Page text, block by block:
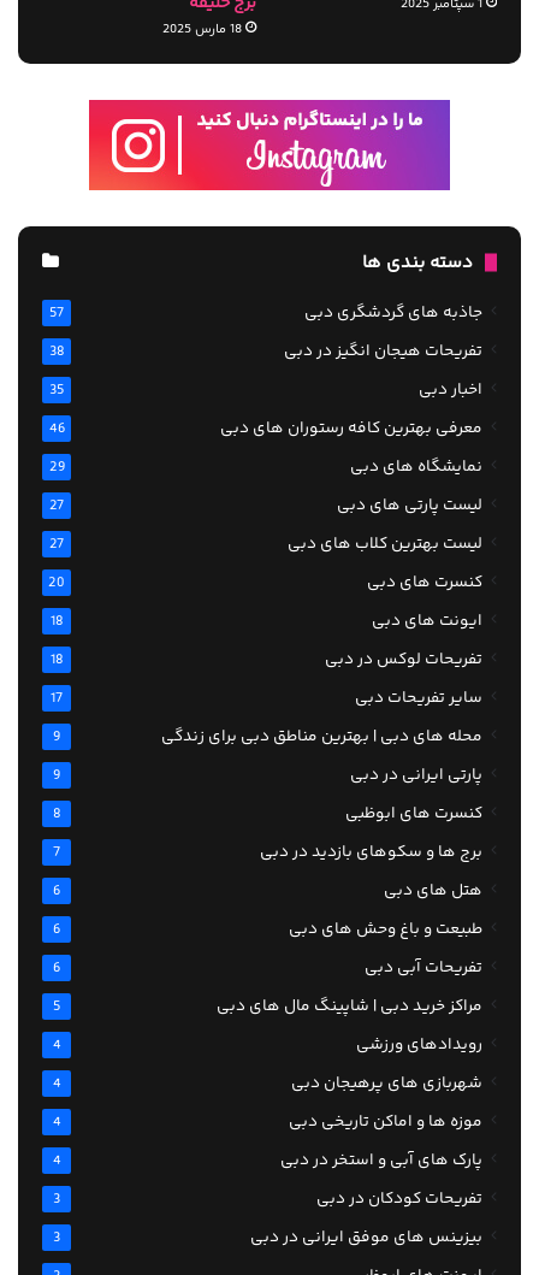
18 مارس 2025
دسته بندی ها
جاذبه های گردشگری دبی 57
تفریحات هیجان انگیز در دبی 38
اخبار دبی 35
معرفی بهترین کافه رستوران های دبی 46
نمایشگاه های دبی 29
لیست پارتی های دبی 27
لیست بهترین کلاب های دبی 27
کنسرت های دبی 20
ایونت های دبی 18
تفریحات لوکس در دبی 18
سایر تفریحات دبی 17
محله های دبی | بهترین مناطق دبی برای زندگی 9
پارتی ایرانی در دبی 9
کنسرت های ابوظبی 8
برج ها و سکوهای بازدید در دبی 7
هتل های دبی 6
طبیعت و باغ وحش های دبی 6
تفریحات آبی دبی 6
مراکز خرید دبی | شاپینگ مال های دبی 5
رویدادهای ورزشی 4
شهربازی های پرهیجان دبی 4
موزه ها و اماکن تاریخی دبی 4
پارک های آبی و استخر در دبی 4
تفریحات کودکان در دبی 3
بیزینس های موفق ایرانی در دبی 3